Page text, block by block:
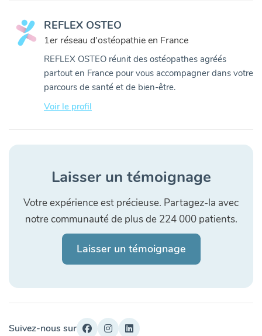
REFLEX OSTEO
1er réseau d'ostéopathie en France
REFLEX OSTEO réunit des ostéopathes agréés
partout en France pour vous accompagner dans votre
parcours de santé et de bien-être.
Voir le profil
Laisser un témoignage
Votre expérience est précieuse. Partagez-la avec
notre communauté de plus de 224 000 patients.
Laisser un témoignage
Suivez-nous sur